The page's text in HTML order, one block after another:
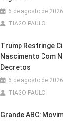
6 de agosto de 2026
TIAGO PAULO
Trump Restringe
Nascimento Com
Decretos
6 de agosto de 2026
TIAGO PAULO
Grande ABC: